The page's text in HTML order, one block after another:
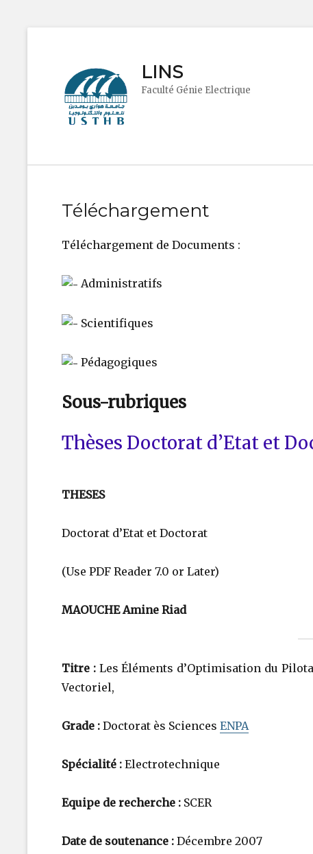
LINS
Faculté Génie Electrique
Téléchargement
Téléchargement de Documents :
Administratifs
Scientifiques
Pédagogiques
Sous-rubriques
Thèses Doctorat d’Etat et
THESES
Doctorat d’Etat et Doctorat
(Use PDF Reader 7.0 or Later)
MAOUCHE Amine Riad
Titre : Les Éléments d’Optimisation du
Vectoriel,
Grade : Doctorat ès Sciences ENPA
Spécialité : Electrotechnique
Equipe de recherche : SCER
Date de soutenance : Décembre 2007